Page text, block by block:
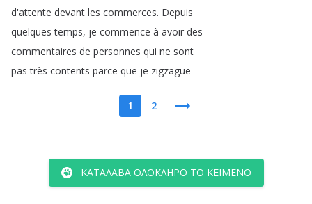
d'attente devant les commerces. Depuis
quelques temps, je commence à avoir des
commentaires de personnes qui ne sont
pas très contents parce que je zigzague
1 2
ΚΑΤΆΛΑΒΑ ΟΛΌΚΛΗΡΟ ΤΟ ΚΕΊΜΕΝΟ